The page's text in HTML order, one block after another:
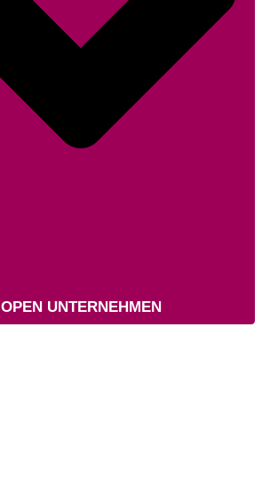
OPEN UNTERNEHMEN